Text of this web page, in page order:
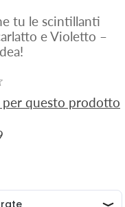
tu le scintillanti
e Violetto –
per questo prodotto